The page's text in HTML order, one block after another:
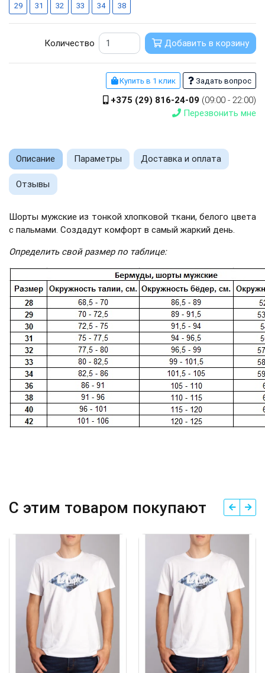
29 31 32 33 34 38
Количество Добавить в корзину
Купить в 1 клик Задать вопрос
+375 (29) 816-24-09 (09:00 - 22:00)
Перезвонить мне
Описание Параметры Доставка и оплата
Отзывы
Шорты мужские из тонкой хлопковой ткани, белого цвета
с пальмами. Создадут комфорт в самый жаркий день.
Определить свой размер по таблице:
С этим товаром покупают